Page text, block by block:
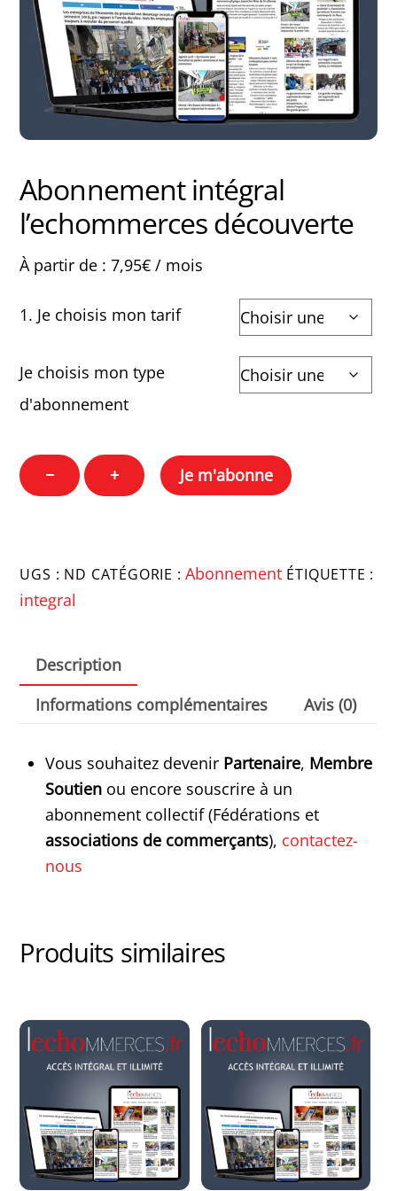
Abonnement intégral
l’echommerces découverte
À partir de :7,95€ / mois
1. Je choisis mon tarif
Je choisis mon type
d'abonnement
−
quantité
de
l'echommerces
+ Je m'abonne
UGS : ND CATÉGORIE :Abonnement ÉTIQUETTE :
integral
Description
Informations complémentaires
Avis (0)
Vous souhaitez devenir Partenaire, Membre
Soutien ou encore souscrire à un
abonnement collectif (Fédérations et
associations de commerçants), contactez-
nous
Produits similaires